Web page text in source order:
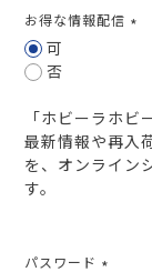
お得な情報配信
可
否
「ホビーラホビ
最新情報や再入
を、オンライン
す。
パスワード